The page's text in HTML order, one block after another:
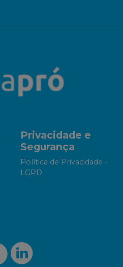
Privacidade e
Segurança
Política de Privacidade -
LGPD